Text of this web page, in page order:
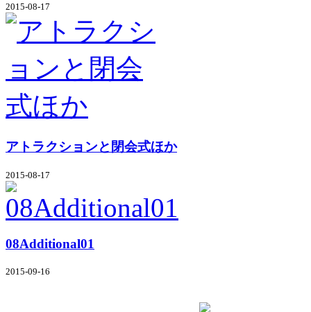
2015-08-17
アトラクションと閉会式ほか
2015-08-17
08Additional01
2015-09-16